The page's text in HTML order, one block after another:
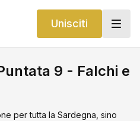
Unisciti
9 - Falchi e
per tutta la Sardegna, sino